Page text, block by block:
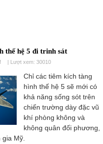
thế hệ 5 đi trinh sát
| Lượt xem: 30010
Chỉ các tiêm kích tàng
hình thế hệ 5 sẽ mới có
khả năng sống sót trên
chiến trường dày đặc vũ
khí phòng không và
không quân đối phương,
Mỹ.